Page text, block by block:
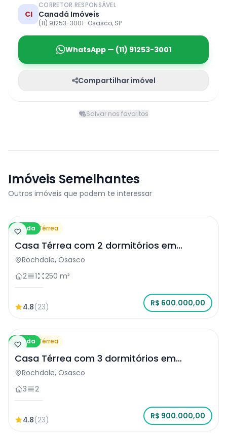
CI
CORRETOR RESPONSÁVEL
Canadá Imóveis
(11) 91253-3001 · Osasco, SP
WhatsApp — (11) 91253-3001
Compartilhar imóvel
Salvar nos favoritos
Imóveis Semelhantes
Outros imóveis que podem te interessar
Venda
Casa Térrea
Casa Térrea com 2 dormitórios em
Osasco
Rochdale, Osasco
2
1 250 m²
4.8(23) R$ 600.000,00
Venda
Casa Térrea
Casa Térrea com 3 dormitórios em
Osasco
Rochdale, Osasco
3
2
4.8(23) R$ 900.000,00